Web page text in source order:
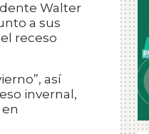
Walter
a sus
receso
así
invernal,